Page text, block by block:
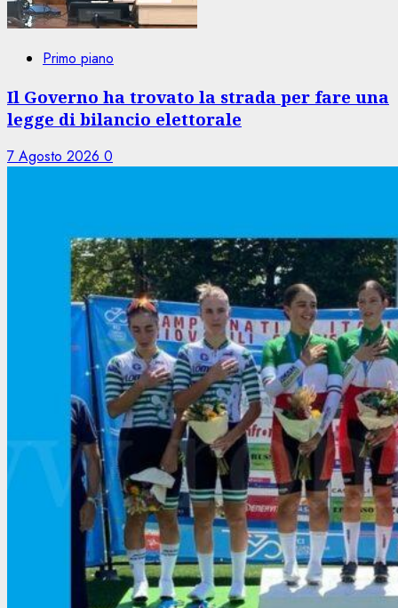
Primo piano
Il Governo ha trovato la strada per fare una
legge di bilancio elettorale
7 Agosto 2026 0